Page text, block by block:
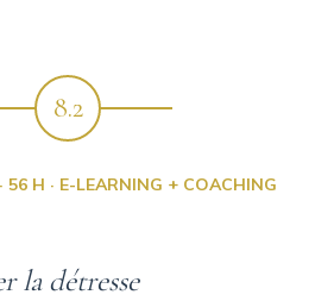
8.2
56 H · E-LEARNING + COACHING
la détresse